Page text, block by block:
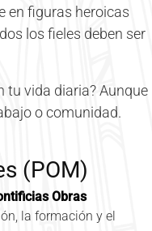
en figuras heroicas
los fieles deben ser
tu vida diaria? Aunque
o comunidad.
(POM)
Obras
la formación y el